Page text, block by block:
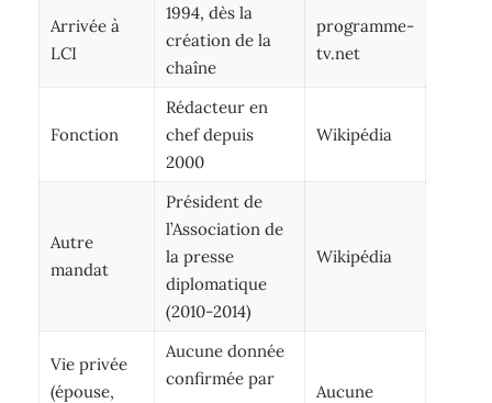
Arrivée à
LCI
1994, dès la
création de la
chaîne
programme-
tv.net
Fonction
Rédacteur en
chef depuis
2000
Wikipédia
Autre
mandat
Président de
l’Association de
la presse
diplomatique
(2010-2014)
Wikipédia
Vie privée
(épouse,
Aucune donnée
confirmée par
Aucune